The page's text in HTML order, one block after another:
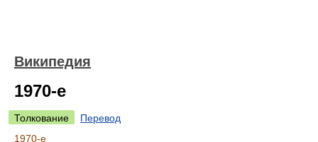
Википедия
1970-е
Толкование
Перевод
1970-е